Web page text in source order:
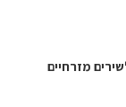
מזרחיים